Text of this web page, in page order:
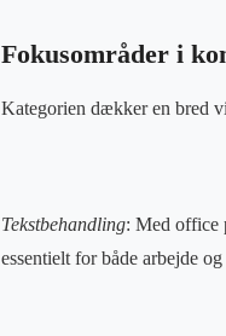
Fokusområder i
Kategorien dækker en bred
Tekstbehandling: Med office
essentielt for både arbejde og